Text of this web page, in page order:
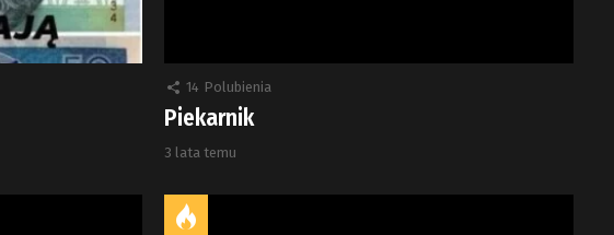
14 Polubienia
Piekarnik
3 lata temu